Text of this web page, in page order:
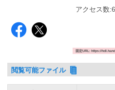
アクセス数:
固定URL: https://
閲覧可能ファイル